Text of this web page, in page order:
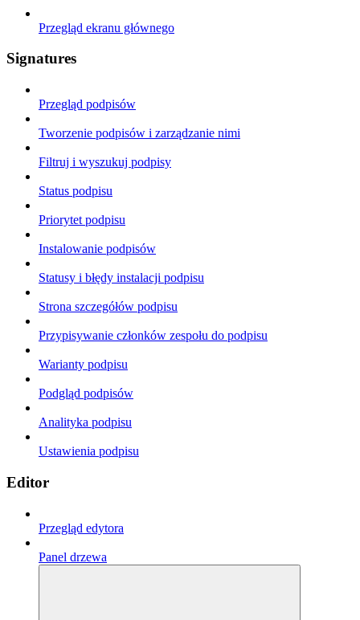
Przegląd ekranu głównego
Signatures
Przegląd podpisów
Tworzenie podpisów i zarządzanie nimi
Filtruj i wyszukuj podpisy
Status podpisu
Priorytet podpisu
Instalowanie podpisów
Statusy i błędy instalacji podpisu
Strona szczegółów podpisu
Przypisywanie członków zespołu do podpisu
Warianty podpisu
Podgląd podpisów
Analityka podpisu
Ustawienia podpisu
Editor
Przegląd edytora
Panel drzewa